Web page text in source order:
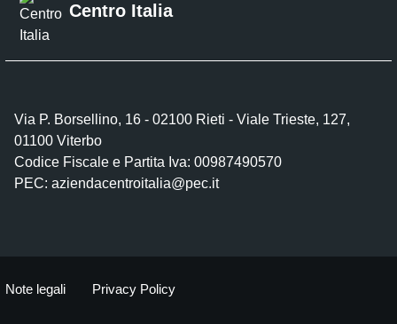
Centro Italia
Via P. Borsellino, 16 - 02100 Rieti - Viale Trieste, 127,
01100 Viterbo
Codice Fiscale e Partita Iva: 00987490570
PEC: aziendacentroitalia@pec.it
Note legali Privacy Policy